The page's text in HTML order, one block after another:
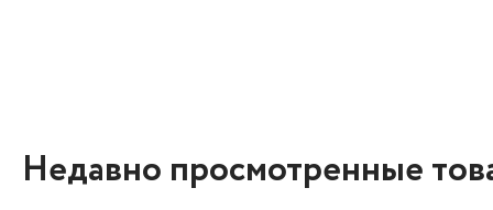
Недавно просмотренные